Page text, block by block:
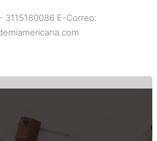
3115180086 E-Correo:
PRIVADA